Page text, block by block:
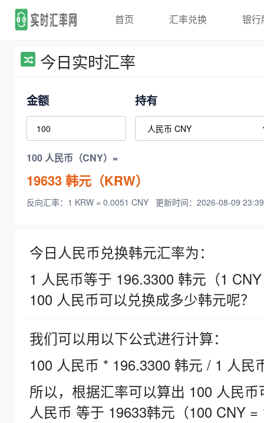
首页 汇率兑换 银行
今日实时汇率
金额 持有
100 人民币（CNY）=
19633韩元（KRW）
反向汇率：1 KRW = 0.0051 CNY 更新时间：2026-08-09
今日人民币兑换韩元汇率为：
1 人民币等于 196.3300 韩元（1
100 人民币可以兑换成多少韩元呢？
我们可以用以下公式进行计算：
100 人民币 * 196.3300 韩元 / 1 人民
所以，根据汇率可以算出 100 人民
人民币 等于 19633韩元（100 CNY =